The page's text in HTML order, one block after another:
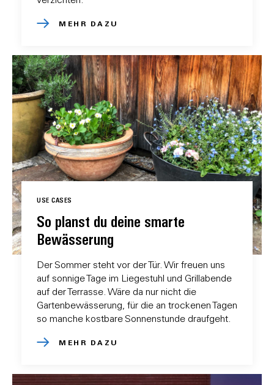
MEHR DAZU
USE CASES
So planst du deine smarte
Bewässerung
Der Sommer steht vor der Tür. Wir freuen uns
auf sonnige Tage im Liegestuhl und Grillabende
auf der Terrasse. Wäre da nur nicht die
Gartenbewässerung, für die an trockenen Tagen
so manche kostbare Sonnenstunde draufgeht.
MEHR DAZU